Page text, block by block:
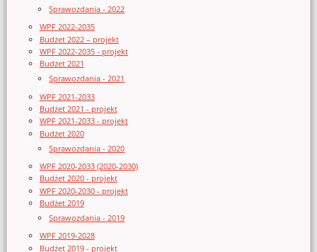
Sprawozdania - 2022
WPF 2022-2035
Budżet 2022 – projekt
WPF 2022-2035 - projekt
Budżet 2021
Sprawozdania - 2021
WPF 2021-2033
Budżet 2021 - projekt
WPF 2021-2033 - projekt
Budżet 2020
Sprawozdania - 2020
WPF 2020-2033 (2020-2030)
Budżet 2020 - projekt
WPF 2020-2030 - projekt
Budżet 2019
Sprawozdania - 2019
WPF 2019-2028
Budżet 2019 - projekt